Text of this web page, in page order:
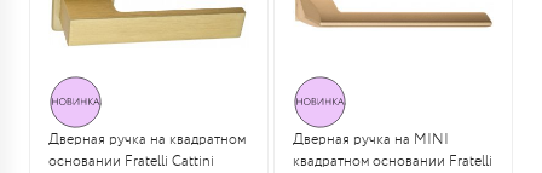
Дверная ручка на квадратном
основании Fratelli Cattini
Дверная ручка на MINI
квадратном основании Fratelli